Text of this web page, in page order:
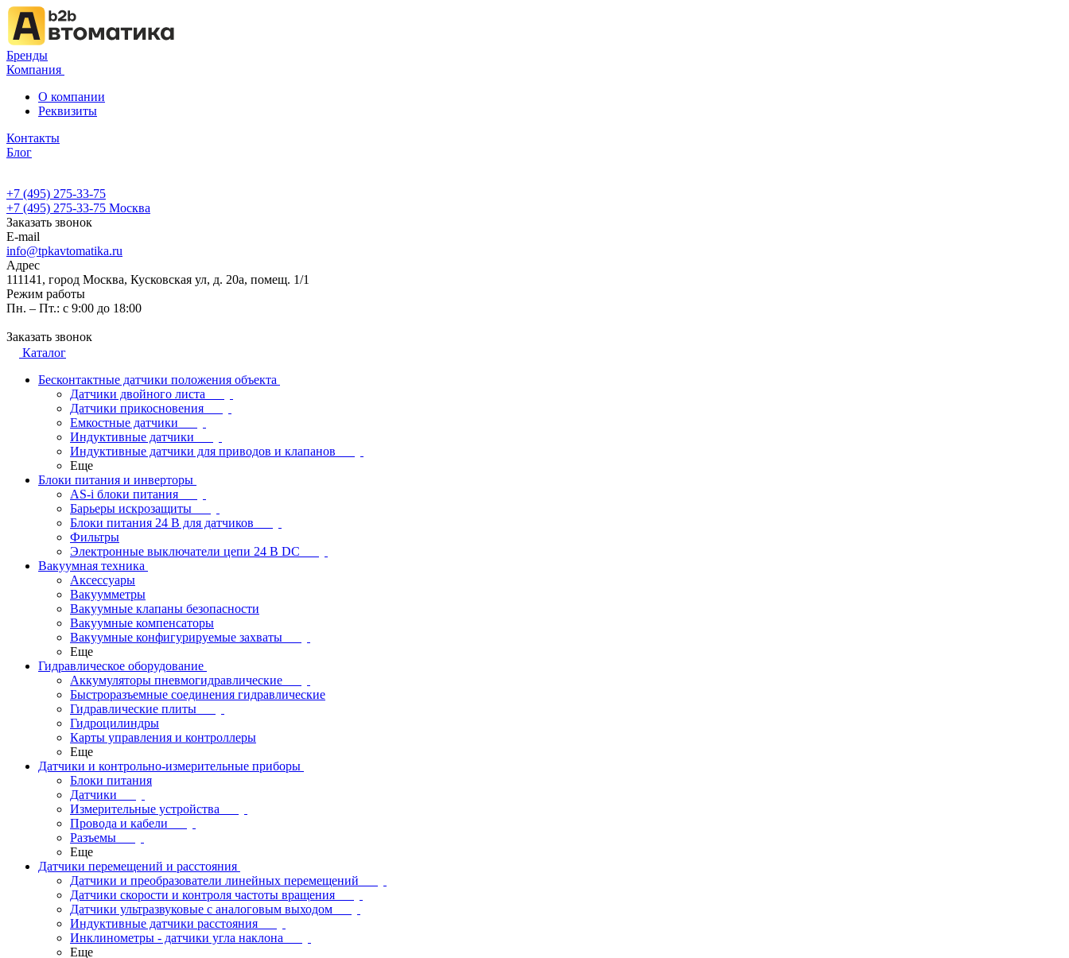
Бренды
Компания
О компании
Реквизиты
Контакты
Блог
+7 (495) 275-33-75
+7 (495) 275-33-75 Москва
Заказать звонок
E-mail
info@tpkavtomatika.ru
Адрес
111141, город Москва, Кусковская ул, д. 20а, помещ. 1/1
Режим работы
Пн. – Пт.: с 9:00 до 18:00
Заказать звонок
Каталог
Бесконтактные датчики положения объекта
Датчики двойного листа
Датчики прикосновения
Емкостные датчики
Индуктивные датчики
Индуктивные датчики для приводов и клапанов
Еще
Блоки питания и инверторы
AS-i блоки питания
Барьеры искрозащиты
Блоки питания 24 В для датчиков
Фильтры
Электронные выключатели цепи 24 В DC
Вакуумная техника
Аксессуары
Вакуумметры
Вакуумные клапаны безопасности
Вакуумные компенсаторы
Вакуумные конфигурируемые захваты
Еще
Гидравлическое оборудование
Аккумуляторы пневмогидравлические
Быстроразъемные соединения гидравлические
Гидравлические плиты
Гидроцилиндры
Карты управления и контроллеры
Еще
Датчики и контрольно-измерительные приборы
Блоки питания
Датчики
Измерительные устройства
Провода и кабели
Разъемы
Еще
Датчики перемещений и расстояния
Датчики и преобразователи линейных перемещений
Датчики скорости и контроля частоты вращения
Датчики ультразвуковые с аналоговым выходом
Индуктивные датчики расстояния
Инклинометры - датчики угла наклона
Еще